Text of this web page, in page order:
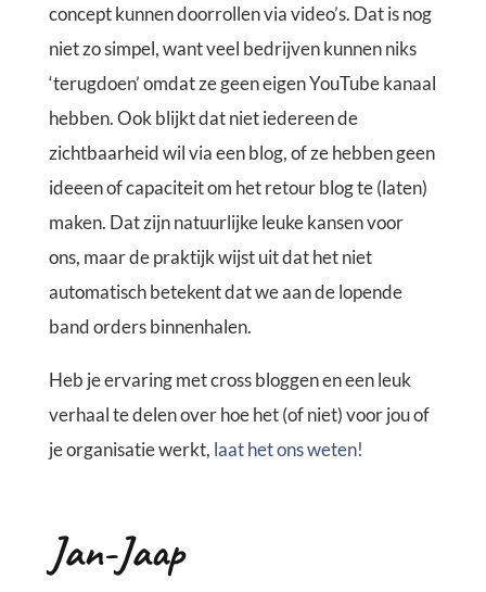
concept kunnen doorrollen via video’s. Dat is nog
niet zo simpel, want veel bedrijven kunnen niks
‘terugdoen’ omdat ze geen eigen YouTube kanaal
hebben. Ook blijkt dat niet iedereen de
zichtbaarheid wil via een blog, of ze hebben geen
ideeen of capaciteit om het retour blog te (laten)
maken. Dat zijn natuurlijke leuke kansen voor
ons, maar de praktijk wijst uit dat het niet
automatisch betekent dat we aan de lopende
band orders binnenhalen.
Heb je ervaring met cross bloggen en een leuk
verhaal te delen over hoe het (of niet) voor jou of
je organisatie werkt, laat het ons weten!
Jan-Jaap